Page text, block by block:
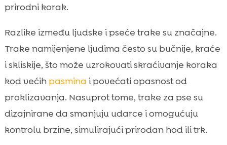
prirodni korak.
Razlike između ljudske i pseće trake su značajne.
Trake namijenjene ljudima često su bučnije, kraće
i skliskije, što može uzrokovati skraćivanje koraka
kod većihpasmina i povećati opasnost od
proklizavanja. Nasuprot tome, trake za pse su
dizajnirane da smanjuju udarce i omogućuju
kontrolu brzine, simulirajući prirodan hod ili trk.